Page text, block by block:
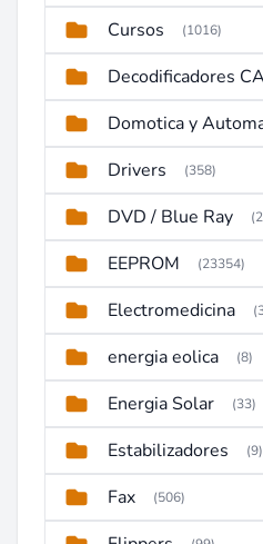
Cursos (1016)
Decodificadores
Domotica y
Drivers (358)
DVD / Blue Ray
EEPROM (23354)
Electromedicina
energia eolica (8)
Energia Solar (33)
Estabilizadores (9)
Fax (506)